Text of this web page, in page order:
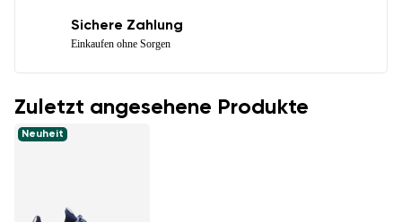
Sichere Zahlung
Einkaufen ohne Sorgen
Zuletzt angesehene Produkte
Neuheit